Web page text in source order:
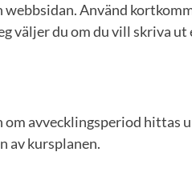
Använd
väljer du om du vill skriva ut
avvecklingsperiod hittas
av kursplanen.